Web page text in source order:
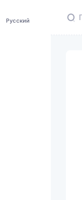
Русский